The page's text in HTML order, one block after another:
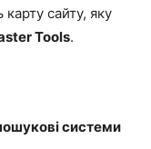
карту сайту, яку
Tools.
системи